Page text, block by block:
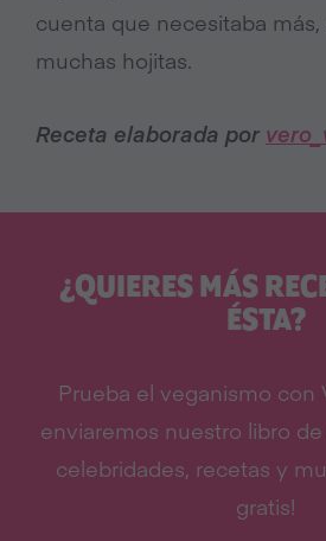
cuenta que necesitaba
muchas hojitas.
Receta elaborada por
¿QUIERES MÁS
ÉSTA?
Prueba el veganismo con
enviaremos nuestro libro
celebridades, recetas y
gratis!